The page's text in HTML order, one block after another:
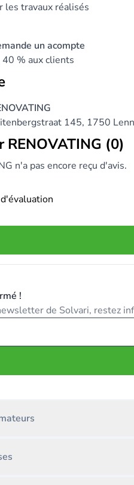
les travaux réalisés
un acompte
40 % aux clients
145, 1750
RENOVATING (0)
n'a pas encore reçu d'avis.
!
de Solvari, restez